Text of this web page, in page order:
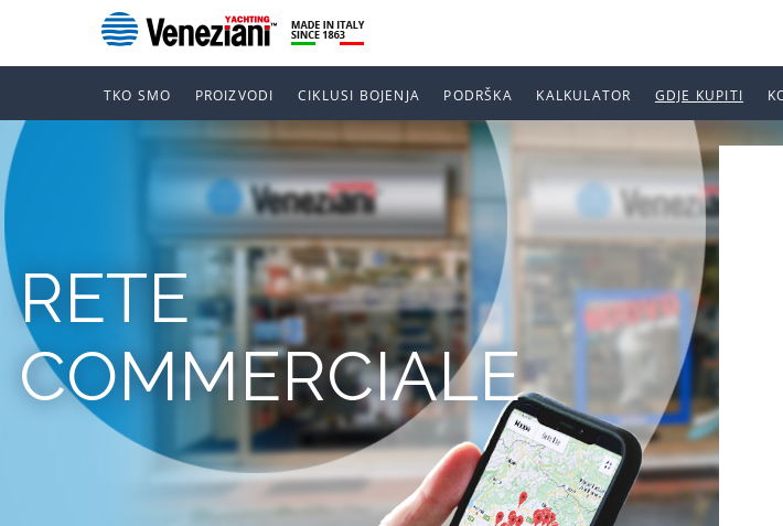
TKO SMO PROIZVODI CIKLUSI BOJENJA PODRŠKA KALKULATOR GDJE KUPITI
RETE
COMMERCIALE